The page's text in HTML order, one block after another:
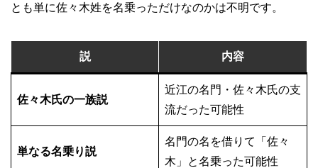
とも単に佐々木姓を名乗っただけなのかは不明です。
説 内容
佐々木氏の一族説
近江の名門・佐々木氏の支
流だった可能性
単なる名乗り説
名門の名を借りて「佐々
木」と名乗った可能性